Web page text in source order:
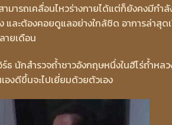
ารถเคลื่อนไหวร่างกายได้แต่ก็ยังคงมีกำลั
และต้องคอยดูแลอย่างใกล้ชิด อาการล่าสุด
ายเดือน
ธ นักสำรวจถ้ำชาวอังกฤษหนึ่งในฮีโร่ถ้ำหล
งดีขึ้นจะไปเยี่ยมด้วยตัวเอง